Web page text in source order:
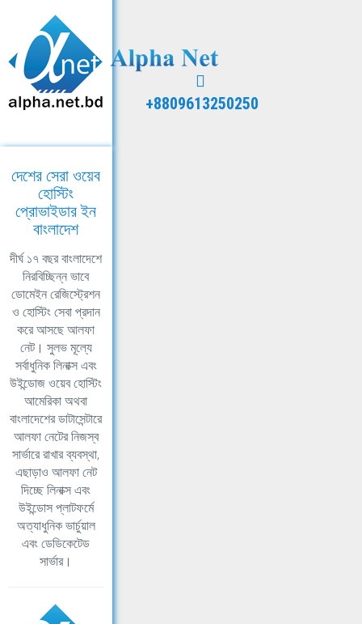
+8809613250250
দেশের সেরা ওয়েব
হোস্টিং
প্রোভাইডার ইন
বাংলাদেশ
দীর্ঘ ১৭ বছর বাংলাদেশে
নিরবিচ্ছিন্ন ভাবে
ডোমেইন রেজিস্ট্রেশন
ও হোস্টিং সেবা প্রদান
করে আসছে আলফা
নেট। সুলভ মূল্যে
সর্বাধুনিক লিনাক্স এবং
উইন্ডোজ ওয়েব হোস্টিং
আমেরিকা অথবা
বাংলাদেশের ডাটাসেন্টারে
আলফা নেটের নিজস্ব
সার্ভারে রাখার ব্যবস্থা,
এছাড়াও আলফা নেট
দিচ্ছে লিনাক্স এবং
উইন্ডোস প্লাটফর্মে
অত্যাধুনিক ভার্চুয়াল
এবং ডেডিকেটেড
সার্ভার।